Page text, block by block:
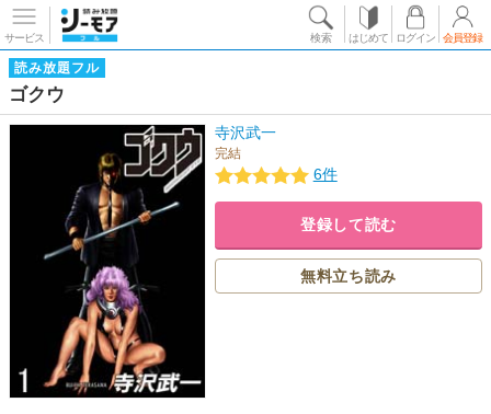
サービス 検索 はじめて ログイン 会員登録
読み放題フル
ゴクウ
寺沢武一
完結
6件
登録して読む
無料立ち読み